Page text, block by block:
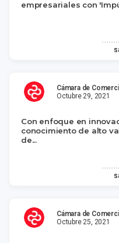
empresariales con
Cámara de
Octubre 29, 2021
Con enfoque en
conocimiento de alto
de...
Cámara de
Octubre 25, 2021